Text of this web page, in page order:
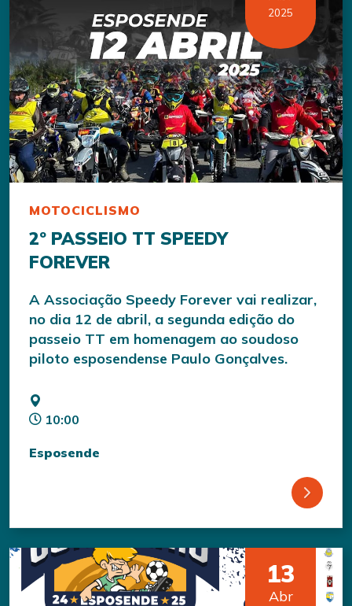
2025
MOTOCICLISMO
2º PASSEIO TT SPEEDY
FOREVER
A Associação Speedy Forever vai realizar,
no dia 12 de abril, a segunda edição do
passeio TT em homenagem ao soudoso
piloto esposendense Paulo Gonçalves.
10:00
Esposende
13
Abr